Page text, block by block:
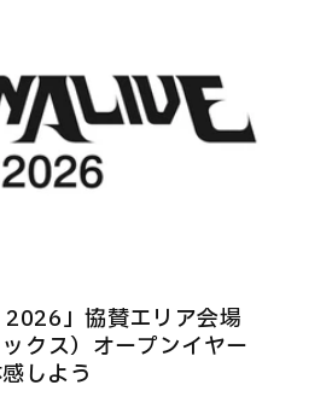
2026」協賛エリア会場
クス）オープンイヤー
しよう